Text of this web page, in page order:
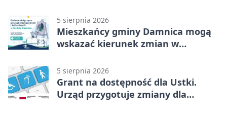
5 sierpnia 2026
Mieszkańcy gminy Damnica mogą
wskazać kierunek zmian w
5 sierpnia 2026
Grant na dostępność dla Ustki.
Urząd przygotuje zmiany dla